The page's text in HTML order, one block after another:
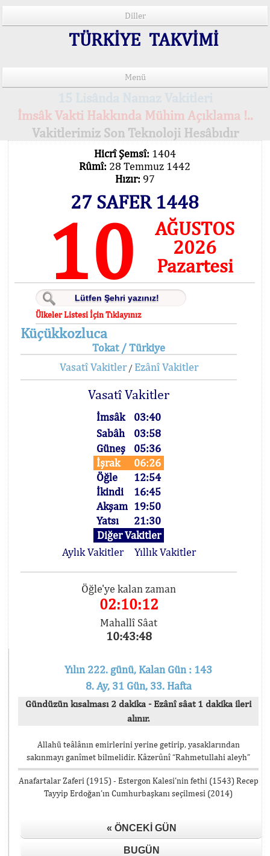
Diller
TÜRKİYE TAKVİMİ
Menü
İmsâk Vakti Hakkında Mühim Açıklama !..
Vakitlerimiz Son Teknoloji Hesâbıdır
Hicrî Şemsî: 1404
Rûmî: 28 Temmuz 1442
Hızır: 97
27 SAFER 1448
10
AĞUSTOS
2026
Pazartesi
Ülkeler Listesi İçin Tıklayınız
Küçükkozluca
Tokat / Türkiye
Vasatî Vakitler/ Ezânî Vakitler
Vasatî Vakitler
İmsâk
03:40
Sabâh
03:58
Güneş
05:36
İşrak
06:26
Öğle
12:54
İkindi
16:45
Akşam 19:50
Yatsı
21:30
Diğer Vakitler
Aylık Vakitler
Yıllık Vakitler
Öğle'ye kalan zaman
02:10:11
Mahallî Sâat
10:43:49
Yılın 222. günü, Kalan Gün : 143
8. Ay, 31 Gün, 33. Hafta
Gündüzün kısalması 2 dakika - Ezânî sâat 1 dakika ileri
alınır.
Allahü teâlânın emirlerini yerine getirip, yasaklarından
sakınmayı ganîmet bilmelidir. Kâzerûnî “Rahmetullahi aleyh”
Anafartalar Zaferi (1915) - Estergon Kalesi’nin fethi (1543) Recep
Tayyip Erdoğan’ın Cumhurbaşkanı seçilmesi (2014)
« ÖNCEKI GÜN
BUGÜN